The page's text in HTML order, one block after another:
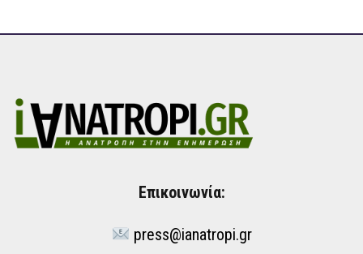
Επικοινωνία:
press@ianatropi.gr